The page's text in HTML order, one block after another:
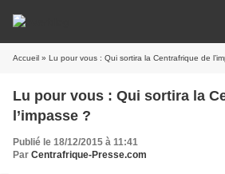
Accueil » Lu pour vous : Qui sortira la Centrafrique de
Lu pour vous : Qui sortira la
l’impasse ?
Publié le 18/12/2015 à 11:41
Par Centrafrique-Presse.com